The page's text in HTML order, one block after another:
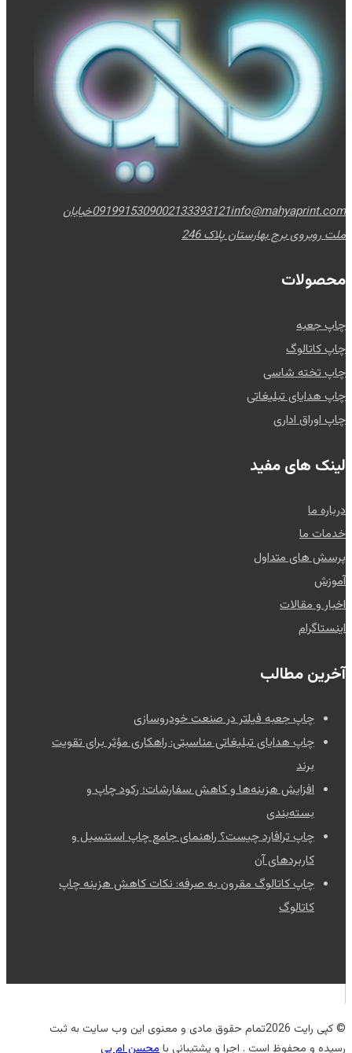
0919915309002133393121info@mahyaprint.com
خیابان
ملت روبروی برج بهارستان پلاک 246
محصولات
چاپ جعبه
چاپ کاتالوگ
چاپ تخته شاسی
چاپ هدایای تبلیغاتی
چاپ اوراق اداری
لینک های مفید
درباره ما
خدمات ما
پرسش های متداول
آموزش
اخبار و مقالات
اینستاگرام
آخرین مطالب
چاپ جعبه فیلتر در صنعت خودروسازی
چاپ هدایای تبلیغاتی مناسبتی: راهکاری مؤثر برای تقویت
برند
افزایش هزینه‌ها و کاهش سفارشات؛ رکود چاپ و
بسته‌بندی
چاپ ترافارد چیست؟ راهنمای جامع چاپ استنسیل و
کاربردهای آن
چاپ کاتالوگ مقرون به صرفه: نکات کاهش هزینه چاپ
کاتالوگ
© کپی رایت 2026تمام حقوق مادی و معنوی این وب سایت به ثبت
رسیده و محفوظ است . اجرا و پشتیبانی بامحسن ام پی